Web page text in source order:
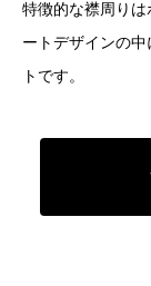
特徴的な襟周り
ートデザインの
トです。